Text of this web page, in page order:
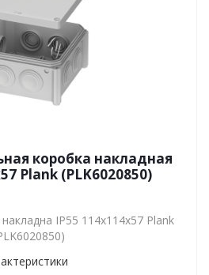
коробка накладная
Plank (PLK6020850)
IP55 114х114х57 Plank